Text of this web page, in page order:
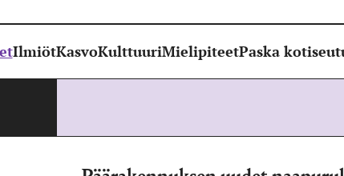
IlmiötKasvoKulttuuriMielipiteetPaska